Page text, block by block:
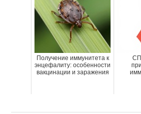
Получение иммунитета к
энцефалиту: особенности
вакцинации и заражения